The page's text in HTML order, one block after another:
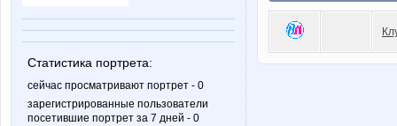
Статистика портрета:
сейчас просматривают портрет - 0
зарегистрированные пользователи
посетившие портрет за 7 дней - 0